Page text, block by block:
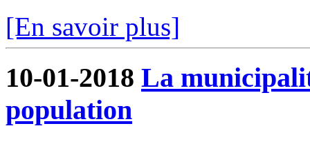
[En savoir plus]
10-01-2018 La
population